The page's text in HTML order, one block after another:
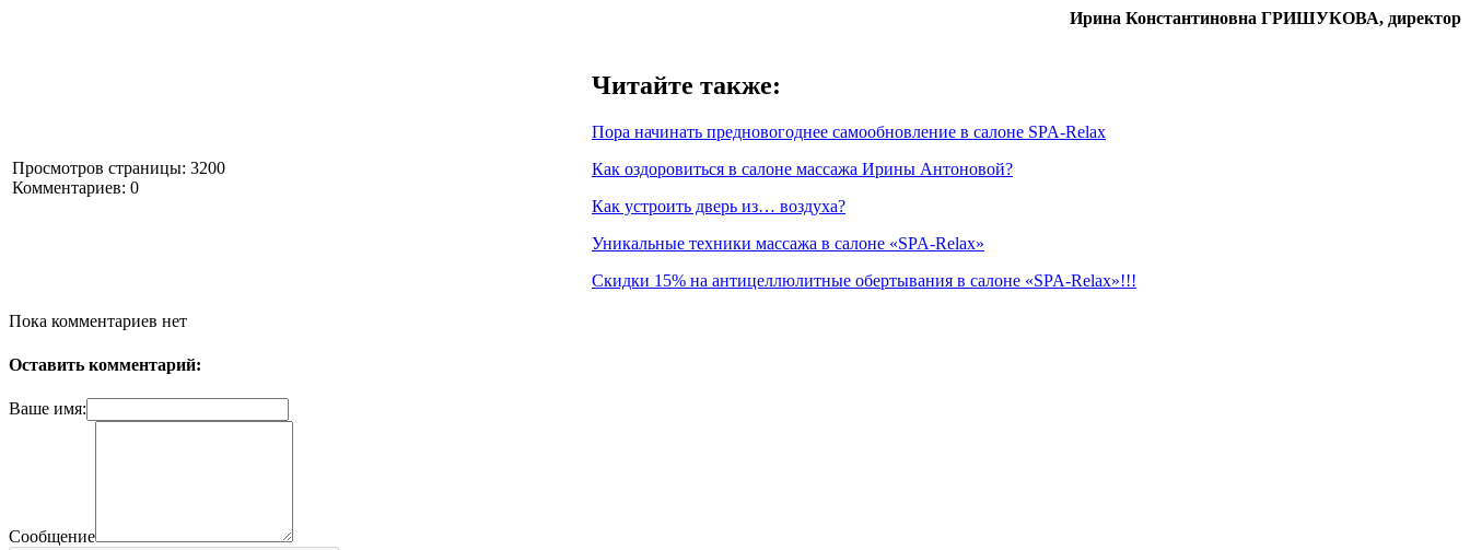
Ирина Константиновна ГРИШУКОВА, директор
Просмотров страницы: 3200
Комментариев: 0
Читайте также:
Пора начинать предновогоднее самообновление в салоне SPA-Relax
Как оздоровиться в салоне массажа Ирины Антоновой?
Как устроить дверь из… воздуха?
Уникальные техники массажа в салоне «SPA-Relax»
Скидки 15% на антицеллюлитные обертывания в салоне «SPA-Relax»!!!
Пока комментариев нет
Оставить комментарий:
Ваше имя:
Сообщение